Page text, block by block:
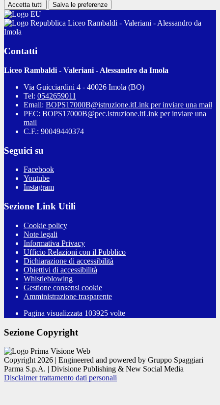
Accetta tutti Salva le preferenze
Liceo Rambaldi - Valeriani - Alessandro da
Imola
Contatti
Liceo Rambaldi - Valeriani - Alessandro da Imola
Via Guicciardini 4 - 40026 Imola (BO)
Tel: 0542659011
Email: BOPS17000B@istruzione.itLink per inviare una mail
PEC: BOPS17000B@pec.istruzione.itLink per inviare una
mail
C.F.: 90049440374
Seguici su
Facebook
Youtube
Instagram
Sezione Link Utili
Cookie policy
Note legali
Informativa Privacy
Ufficio Relazioni con il Pubblico
Dichiarazione di accessibilità
Obiettivi di accessibilità
Whistleblowing
Gestione consensi cookie
Amministrazione trasparente
Pagina visualizzata 103925 volte
Sezione Copyright
Copyright 2026 | Engineered and powered by Gruppo Spaggiari
Parma S.p.A. | Divisione Publishing & New Social Media
Disclaimer trattamento dati personali